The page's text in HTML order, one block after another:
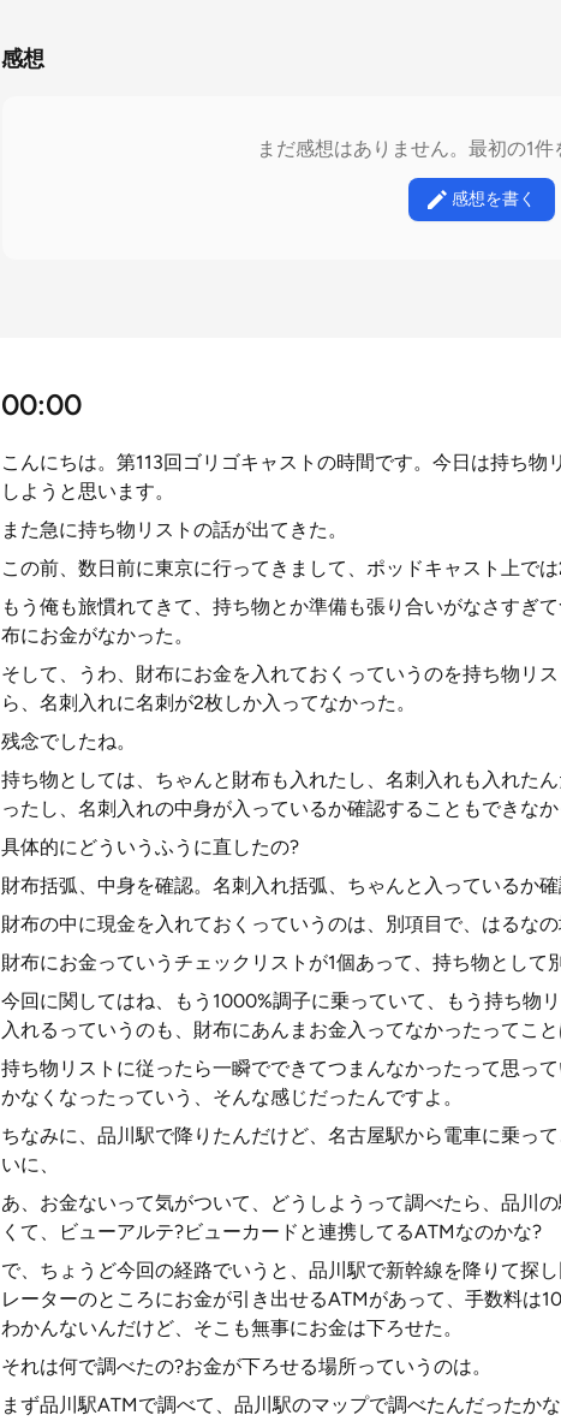
感想
まだ感想はありません。最初の1件
感想を書く
00:00
こんにちは。第113回ゴリゴキャストの時間です。今日は持ち
しようと思います。
また急に持ち物リストの話が出てきた。
この前、数日前に東京に行ってきまして、ポッドキャスト上では
もう俺も旅慣れてきて、持ち物とか準備も張り合いがなさすぎ
布にお金がなかった。
そして、うわ、財布にお金を入れておくっていうのを持ち物リ
ら、名刺入れに名刺が2枚しか入ってなかった。
残念でしたね。
持ち物としては、ちゃんと財布も入れたし、名刺入れも入れた
ったし、名刺入れの中身が入っているか確認することもできな
具体的にどういうふうに直したの?
財布括弧、中身を確認。名刺入れ括弧、ちゃんと入っているか確
財布の中に現金を入れておくっていうのは、別項目で、はるな
財布にお金っていうチェックリストが1個あって、持ち物として
今回に関してはね、もう1000%調子に乗っていて、もう持ち物
入れるっていうのも、財布にあんまお金入ってなかったってこと
持ち物リストに従ったら一瞬でできてつまんなかったって思っ
かなくなったっていう、そんな感じだったんですよ。
ちなみに、品川駅で降りたんだけど、名古屋駅から電車に乗っ
いに、
あ、お金ないって気がついて、どうしようって調べたら、品川
くて、ビューアルテ?ビューカードと連携してるATMなのかな?
で、ちょうど今回の経路でいうと、品川駅で新幹線を降りて探
レーターのところにお金が引き出せるATMがあって、手数料は
わかんないんだけど、そこも無事にお金は下ろせた。
それは何で調べたの?お金が下ろせる場所っていうのは。
まず品川駅ATMで調べて、品川駅のマップで調べたんだったか